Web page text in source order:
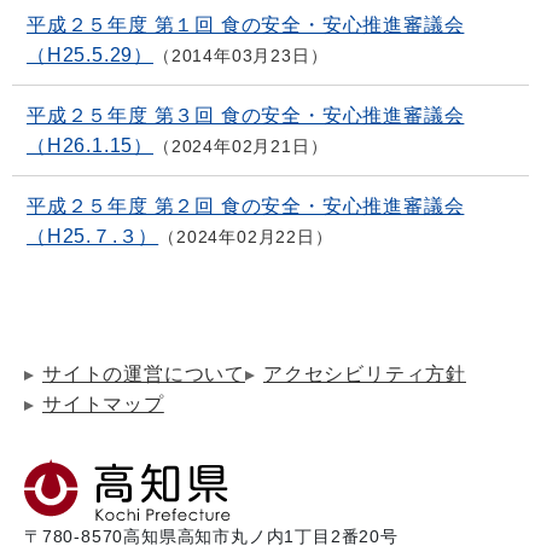
平成２５年度 第１回 食の安全・安心推進審議会
（H25.5.29）
2014年03月23日
平成２５年度 第３回 食の安全・安心推進審議会
（H26.1.15）
2024年02月21日
平成２５年度 第２回 食の安全・安心推進審議会
（H25.７.３）
2024年02月22日
サイトの運営について
アクセシビリティ方針
サイトマップ
〒780-8570高知県高知市丸ノ内1丁目2番20号